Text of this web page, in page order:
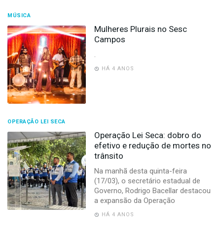
MÚSICA
Mulheres Plurais no Sesc
Campos
.
HÁ 4 ANOS
OPERAÇÃO LEI SECA
Operação Lei Seca: dobro do
efetivo e redução de mortes no
trânsito
Na manhã desta quinta-feira
(17/03), o secretário estadual de
Governo, Rodrigo Bacellar destacou
a expansão da Operação
HÁ 4 ANOS